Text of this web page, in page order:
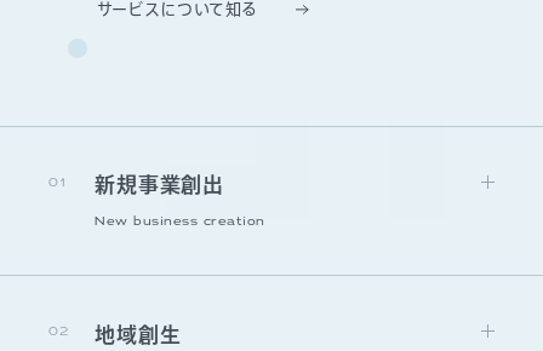
サービスについて知る
01 新規事業創出
New business creation
02 地域創生